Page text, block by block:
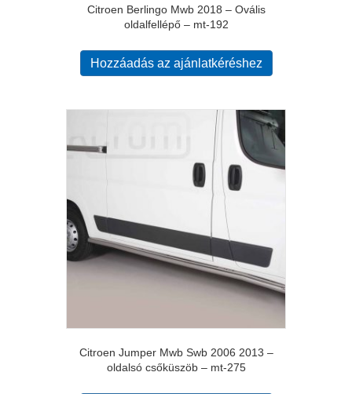
Citroen Berlingo Mwb 2018 – Ovális
oldalfellépő – mt-192
Hozzáadás az ajánlatkéréshez
Citroen Jumper Mwb Swb 2006 2013 –
oldalsó csőküszöb – mt-275